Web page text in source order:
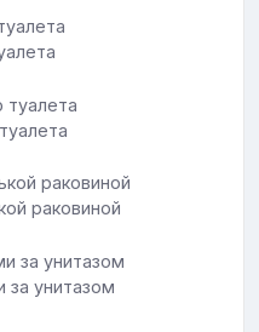
раковиной
за унитазом